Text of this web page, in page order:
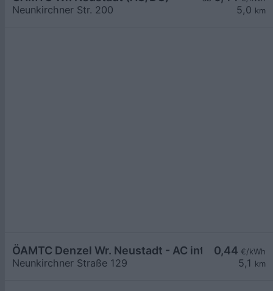
5,0 km
Neunkirchner Str. 200
0,44 €/kWh
5,1 km
ÖAMTC Denzel Wr. Neustadt - AC intern 1
Neunkirchner Straße 129